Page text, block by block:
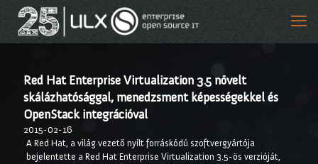
Red Hat Enterprise Virtualization 3.5 növelt
skálázhatósággal, menedzsment képességekkel és
OpenStack integrációval
2015-02-16
A Red Hat, a világ vezető nyílt forráskódú szoftvergyártója
bejelentette a Red Hat Enterprise Virtualization 3.5-ös verzióját,